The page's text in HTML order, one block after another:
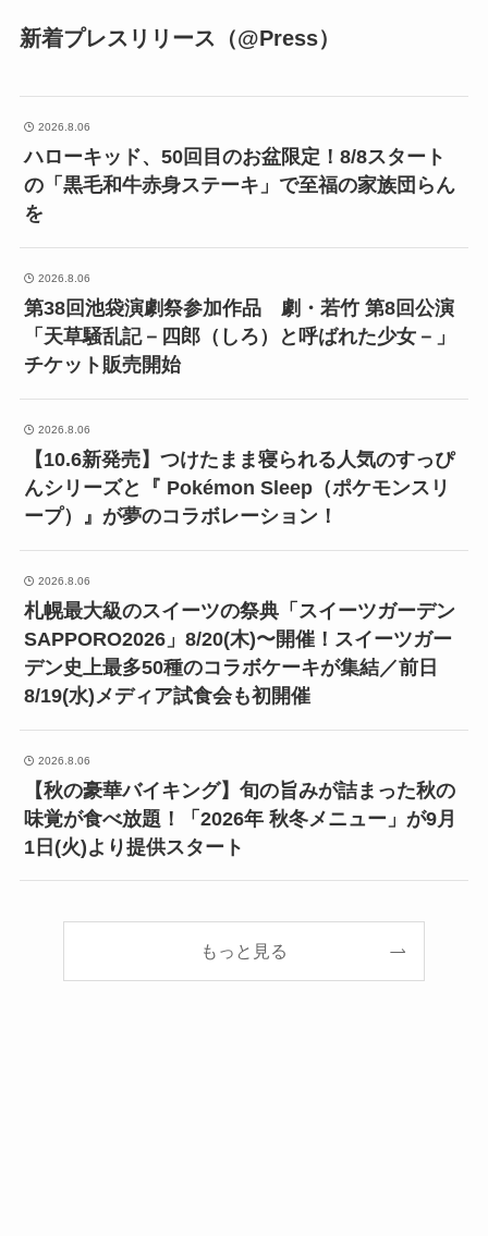
新着プレスリリース（@Press）
2026.8.06
ハローキッド、50回目のお盆限定！8/8スタート
の「黒毛和牛赤身ステーキ」で至福の家族団らん
を
2026.8.06
第38回池袋演劇祭参加作品 劇・若竹 第8回公演
「天草騒乱記－四郎（しろ）と呼ばれた少女－」
チケット販売開始
2026.8.06
【10.6新発売】つけたまま寝られる人気のすっぴ
んシリーズと『 Pokémon Sleep（ポケモンスリ
ープ）』が夢のコラボレーション！
2026.8.06
札幌最大級のスイーツの祭典「スイーツガーデン
SAPPORO2026」8/20(木)〜開催！スイーツガー
デン史上最多50種のコラボケーキが集結／前日
8/19(水)メディア試食会も初開催
2026.8.06
【秋の豪華バイキング】旬の旨みが詰まった秋の
味覚が食べ放題！「2026年 秋冬メニュー」が9月
1日(火)より提供スタート
もっと見る